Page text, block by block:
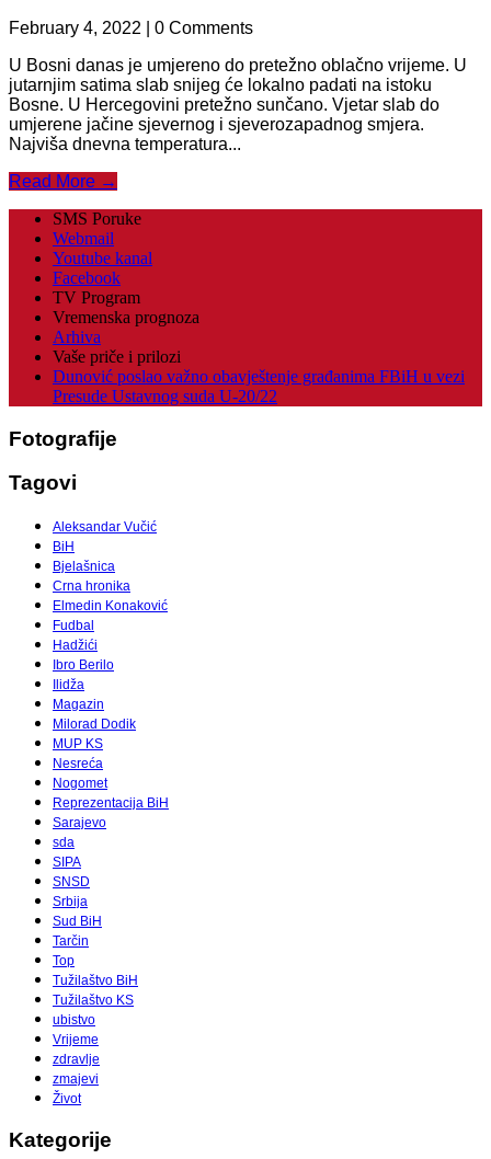
February 4, 2022 | 0 Comments
U Bosni danas je umjereno do pretežno oblačno vrijeme. U
jutarnjim satima slab snijeg će lokalno padati na istoku
Bosne. U Hercegovini pretežno sunčano. Vjetar slab do
umjerene jačine sjevernog i sjeverozapadnog smjera.
Najviša dnevna temperatura...
Read More →
SMS Poruke
Webmail
Youtube kanal
Facebook
TV Program
Vremenska prognoza
Arhiva
Vaše priče i prilozi
Dunović poslao važno obavještenje građanima FBiH u vezi
Presude Ustavnog suda U-20/22
Fotografije
Tagovi
Aleksandar Vučić
BiH
Bjelašnica
Crna hronika
Elmedin Konaković
Fudbal
Hadžići
Ibro Berilo
Ilidža
Magazin
Milorad Dodik
MUP KS
Nesreća
Nogomet
Reprezentacija BiH
Sarajevo
sda
SIPA
SNSD
Srbija
Sud BiH
Tarčin
Top
Tužilaštvo BiH
Tužilaštvo KS
ubistvo
Vrijeme
zdravlje
zmajevi
Život
Kategorije